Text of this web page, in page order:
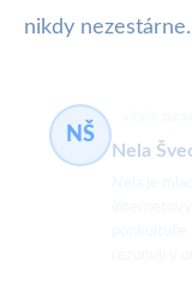
nikdy nezestárne.
NŠ
Nela